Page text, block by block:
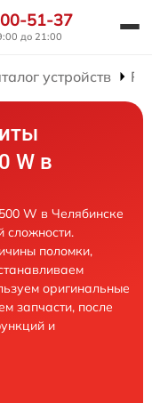
51-37
до 21:00
устройств
W в
W в Челябинске
сложности.
поломки,
оригинальные
запчасти, после
и